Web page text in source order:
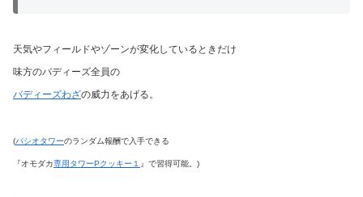
天気やフィールドやゾーンが変化しているときだけ
味方のバディーズ全員の
バディーズわざの威力をあげる。
(パシオタワーのランダム報酬で入手できる
『オモダカ専用タワーPクッキー１ 』で習得可能。)